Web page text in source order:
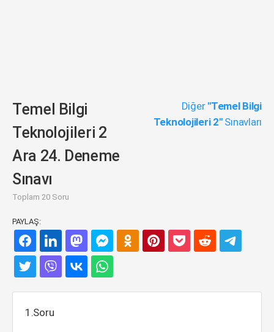
Temel Bilgi
Teknolojileri 2
Ara 24. Deneme
Sınavı
Toplam 20 Soru
Diğer "Temel Bilgi
Teknolojileri 2"Sınavları
PAYLAŞ:
1.Soru